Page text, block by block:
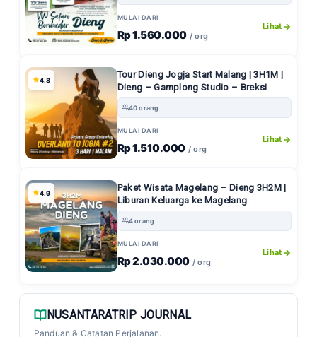
MULAI DARI
Rp 1.560.000 / org
Lihat
4.8
Tour Dieng Jogja Start Malang | 3H1M |
Dieng – Gamplong Studio – Breksi
40 orang
MULAI DARI
Rp 1.510.000 / org
Lihat
4.9
Paket Wisata Magelang – Dieng 3H2M |
Liburan Keluarga ke Magelang
4 orang
MULAI DARI
Rp 2.030.000 / org
Lihat
NUSANTARATRIP JOURNAL
Panduan & Catatan Perjalanan.